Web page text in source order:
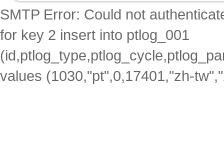
SMTP Error: Could not
for key 2 insert into ptlog_001
values (1030,"pt",0,17401,"zh-